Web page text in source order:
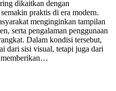
dikaitkan dengan
praktis di era modern.
menginginkan tampilan
serta pengalaman penggunaan
Dalam kondisi tersebut,
dari sisi visual, tetapi juga dari
memberikan…